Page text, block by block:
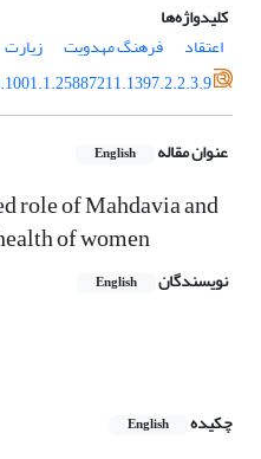
کلیدواژه‌ها
اعتقاد
فرهنگ مهدویت زیارت
عنوان مقاله English
role of Mahdavia and
of women
نویسندگان English
چکیده
English